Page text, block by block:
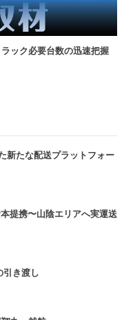
ック必要台数の迅速把握
新たな配送プラットフォー
提携〜山陰エリアへ実運送
引き渡し